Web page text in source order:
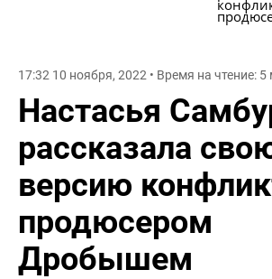
17:32 10 ноября, 2022 • Время на чтение: 5
Настасья
рассказала
версию
продюсером
Дробышем